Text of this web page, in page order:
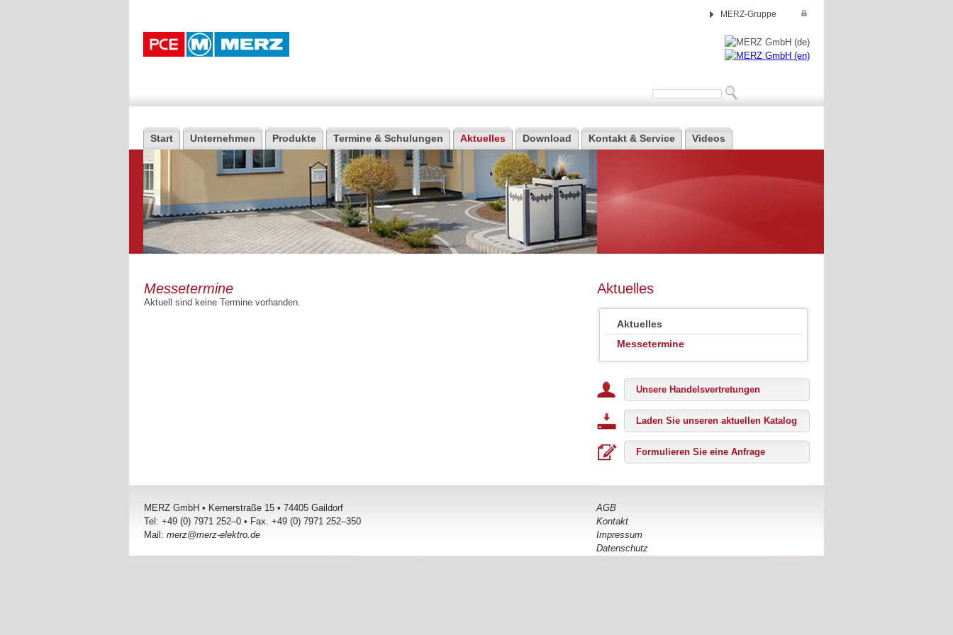
MERZ-Gruppe
Start Unternehmen Produkte Termine & Schulungen Aktuelles Download Kontakt & Service Videos
Aktuelles
Aktuelles
Messetermine
Unsere Handelsvertretungen
Laden Sie unseren aktuellen Katalog
Formulieren Sie eine Anfrage
Messetermine
Aktuell sind keine Termine vorhanden.
MERZ GmbH • Kernerstraße 15 • 74405 Gaildorf
Tel: +49 (0) 7971 252–0 • Fax. +49 (0) 7971 252–350
Mail: merz@merz-elektro.de
AGB
Kontakt
Impressum
Datenschutz